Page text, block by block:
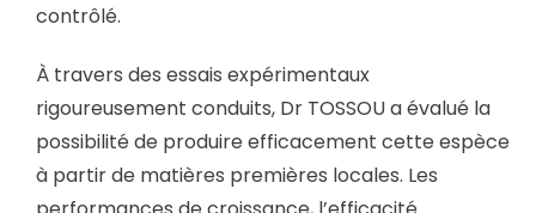
contrôlé.
À travers des essais expérimentaux
rigoureusement conduits, Dr TOSSOU a évalué la
possibilité de produire efficacement cette espèce
à partir de matières premières locales. Les